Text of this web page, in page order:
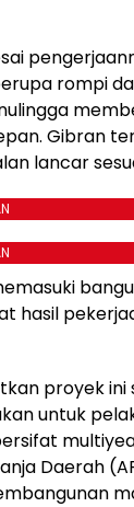
rompi
Gibran
lancar
hasil
proyek ini
untuk
Daerah